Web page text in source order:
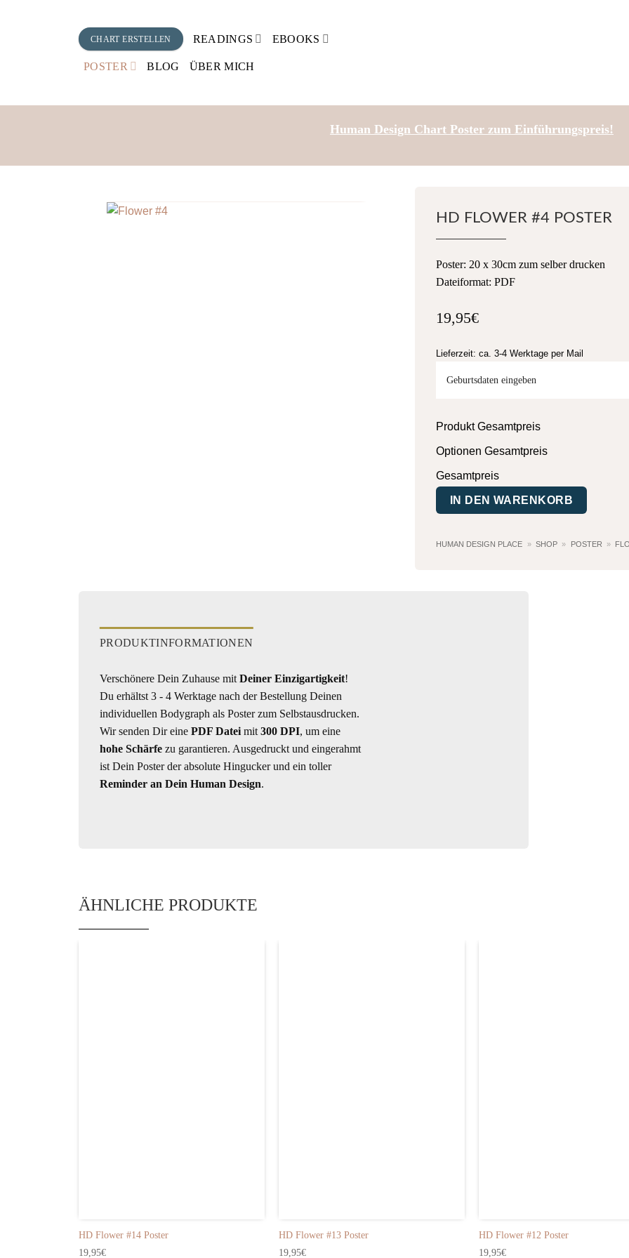
CHART ERSTELLEN READINGS EBOOKS
POSTER BLOG ÜBER MICH
Human Design Chart Poster zum Einführungspreis!
HD FLOWER #4 POSTER
Poster: 20 x 30cm zum selber drucken
Dateiformat: PDF
19,95€
Lieferzeit: ca. 3-4 Werktage per Mail
Geburtsdaten eingeben
Produkt Gesamtpreis
Optionen Gesamtpreis
Gesamtpreis
IN DEN WARENKORB
HUMAN DESIGN PLACE » SHOP » POSTER »
PRODUKTINFORMATIONEN
Verschönere Dein Zuhause mit Deiner Einzigartigkeit!
Du erhältst 3 - 4 Werktage nach der Bestellung Deinen
individuellen Bodygraph als Poster zum Selbstausdrucken.
Wir senden Dir eine PDF Datei mit 300 DPI, um eine
hohe Schärfe zu garantieren. Ausgedruckt und eingerahmt
ist Dein Poster der absolute Hingucker und ein toller
Reminder an Dein Human Design.
ÄHNLICHE PRODUKTE
HD Flower #14 Poster
19,95€
HD Flower #13 Poster
19,95€
HD Flower #12 Poster
19,95€